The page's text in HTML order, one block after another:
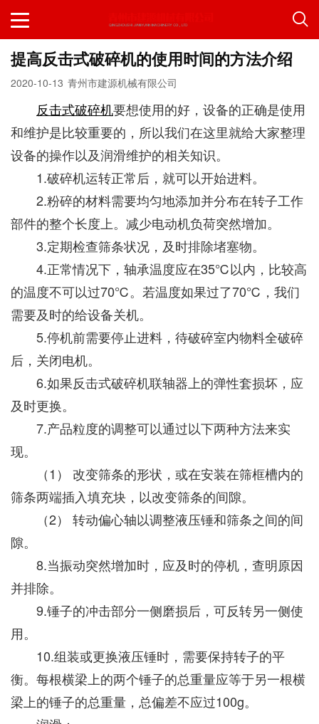
提高反击式破碎机的使用时间的方法介绍
2020-10-13 青州市建源机械有限公司
反击式破碎机要想使用的好，设备的正确是使用
和维护是比较重要的，所以我们在这里就给大家整理
设备的操作以及润滑维护的相关知识。
1.破碎机运转正常后，就可以开始进料。
2.粉碎的材料需要均匀地添加并分布在转子工作
部件的整个长度上。减少电动机负荷突然增加。
3.定期检查筛条状况，及时排除堵塞物。
4.正常情况下，轴承温度应在35℃以内，比较高
的温度不可以过70℃。若温度如果过了70℃，我们
需要及时的给设备关机。
5.停机前需要停止进料，待破碎室内物料全破碎
后，关闭电机。
6.如果反击式破碎机联轴器上的弹性套损坏，应
及时更换。
7.产品粒度的调整可以通过以下两种方法来实
现。
（1） 改变筛条的形状，或在安装在筛框槽内的
筛条两端插入填充块，以改变筛条的间隙。
（2） 转动偏心轴以调整液压锤和筛条之间的间
隙。
8.当振动突然增加时，应及时的停机，查明原因
并排除。
9.锤子的冲击部分一侧磨损后，可反转另一侧使
用。
10.组装或更换液压锤时，需要保持转子的平
衡。每根横梁上的两个锤子的总重量应等于另一根横
梁上的锤子的总重量，总偏差不应过100g。